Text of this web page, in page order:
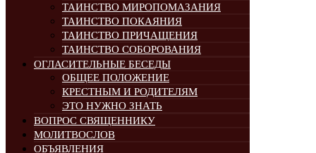
ТАИНСТВО МИРОПОМАЗАНИЯ
ТАИНСТВО ПОКАЯНИЯ
ТАИНСТВО ПРИЧАЩЕНИЯ
ТАИНСТВО СОБОРОВАНИЯ
ОГЛАСИТЕЛЬНЫЕ БЕСЕДЫ
ОБЩЕЕ ПОЛОЖЕНИЕ
КРЕСТНЫМ И РОДИТЕЛЯМ
ЭТО НУЖНО ЗНАТЬ
ВОПРОС СВЯЩЕННИКУ
МОЛИТВОСЛОВ
ОБЪЯВЛЕНИЯ